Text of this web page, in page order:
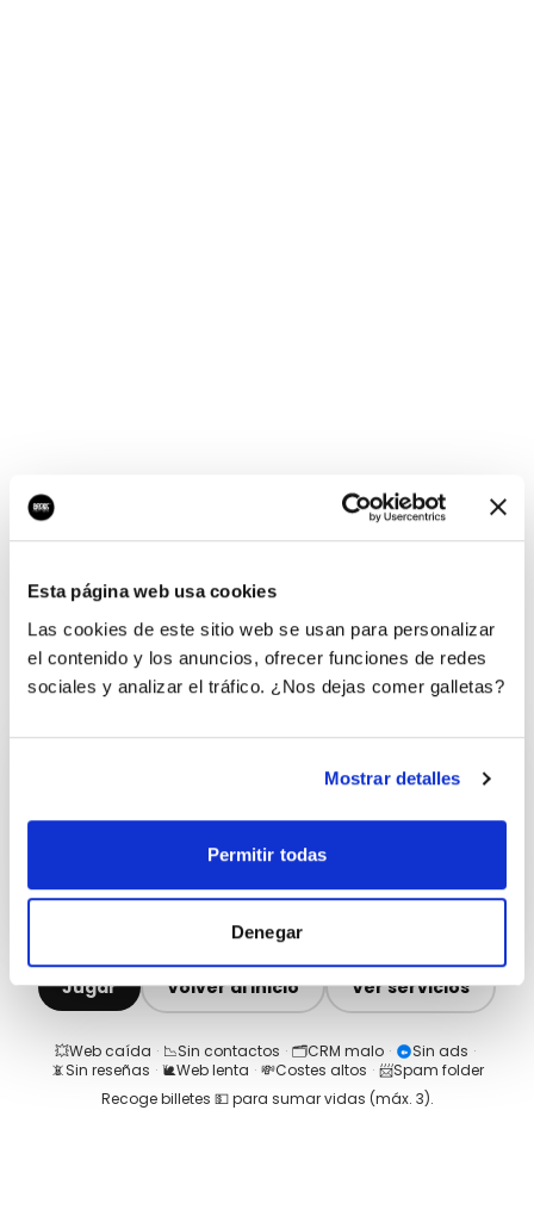
Esta página web usa cookies
Las cookies de este sitio web se usan para personalizar
el contenido y los anuncios, ofrecer funciones de redes
sociales y analizar el tráfico. ¿Nos dejas comer galletas?
Mostrar detalles
Permitir todas
Denegar
¡Ups, no hay nada por
aquí!
¿Quieres jugar al juego del empresario?
Jugar Volver al inicio Ver servicios
💥Web caída · 📉Sin contactos · 🗂️CRM malo · Sin ads ·
📵Sin reseñas · 🐌Web lenta · 💸Costes altos · 📨Spam folder
Recoge billetes 💵 para sumar vidas (máx. 3).